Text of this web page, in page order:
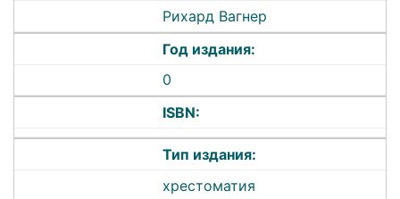
Рихард Вагнер
Год издания:
0
ISBN:
Тип издания:
хрестоматия